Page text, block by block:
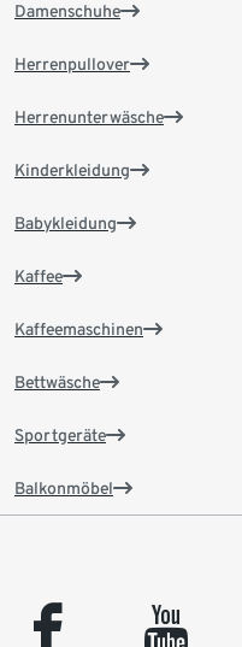
Damenschuhe
Herrenpullover
Herrenunterwäsche
Kinderkleidung
Babykleidung
Kaffee
Kaffeemaschinen
Bettwäsche
Sportgeräte
Balkonmöbel
facebook youtube